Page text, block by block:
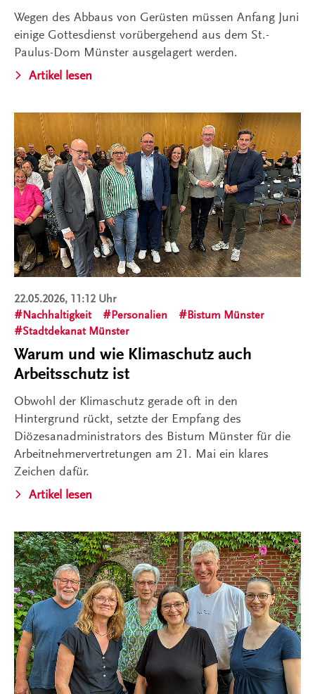
Wegen des Abbaus von Gerüsten müssen Anfang Juni
einige Gottesdienst vorübergehend aus dem St.-
Paulus-Dom Münster ausgelagert werden.
Artikel lesen
22.05.2026, 11:12 Uhr
Nachhaltigkeit
Personalien
Bistum Münster
Stadtdekanat Münster
Warum und wie Klimaschutz auch
Arbeitsschutz ist
Obwohl der Klimaschutz gerade oft in den
Hintergrund rückt, setzte der Empfang des
Diözesanadministrators des Bistum Münster für die
Arbeitnehmervertretungen am 21. Mai ein klares
Zeichen dafür.
Artikel lesen